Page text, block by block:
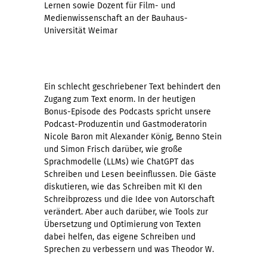
Lernen sowie Dozent für Film- und
Medienwissenschaft an der Bauhaus-
Universität Weimar
Ein schlecht geschriebener Text behindert den
Zugang zum Text enorm. In der heutigen
Bonus-Episode des Podcasts spricht unsere
Podcast-Produzentin und Gastmoderatorin
Nicole Baron mit Alexander König, Benno Stein
und Simon Frisch darüber, wie große
Sprachmodelle (LLMs) wie ChatGPT das
Schreiben und Lesen beeinflussen. Die Gäste
diskutieren, wie das Schreiben mit KI den
Schreibprozess und die Idee von Autorschaft
verändert. Aber auch darüber, wie Tools zur
Übersetzung und Optimierung von Texten
dabei helfen, das eigene Schreiben und
Sprechen zu verbessern und was Theodor W.